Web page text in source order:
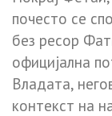
почесто се
без ресор
официјална
Владата,
контекст на